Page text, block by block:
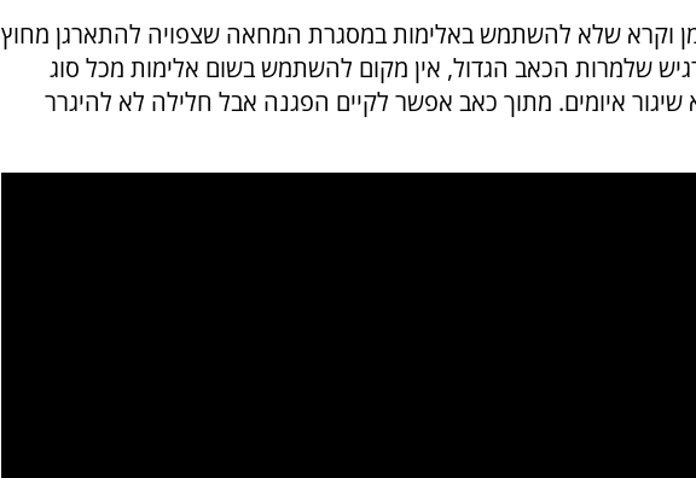
וקרא שלא להשתמש באלימות במסגרת המחאה שצפויה להתארגן מחוץ
שלמרות הכאב הגדול, אין מקום להשתמש בשום אלימות מכל סוג
שיגור איומים. מתוך כאב אפשר לקיים הפגנה אבל חלילה לא להיגרר